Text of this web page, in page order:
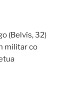
(Belvís, 32)
militar co